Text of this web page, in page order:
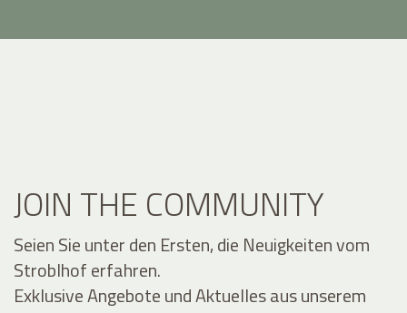
JOIN THE COMMUNITY
Seien Sie unter den Ersten, die Neuigkeiten vom
Stroblhof erfahren.
Exklusive Angebote und Aktuelles aus unserem